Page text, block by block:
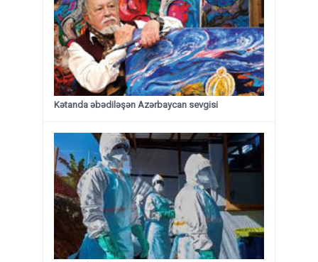
Kətanda əbədiləşən Azərbaycan sevgisi